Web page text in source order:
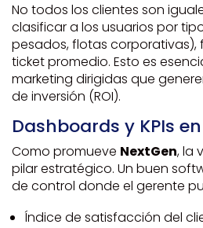
No todos los clientes son
clasificar a los usuarios por
pesados, flotas corporativas),
ticket promedio. Esto es
marketing dirigidas que
de inversión (ROI).
Dashboards y KPIs
Como promueve NextGen, la
pilar estratégico. Un buen
de control donde el gerente
Índice de satisfacción del